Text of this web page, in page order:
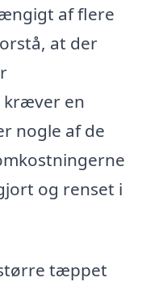
af flere
at der
en
nogle af de
og renset i
tæppet